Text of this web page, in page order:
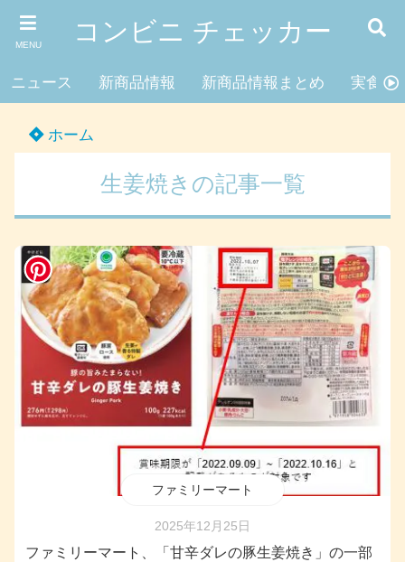
MENU コンビニ チェッカー
ニュース 新商品情報 新商品情報まとめ 実食レ
ホーム
生姜焼きの記事一覧
ファミリーマート
2025年12月25日
ファミリーマート、「甘辛ダレの豚生姜焼き」の一部